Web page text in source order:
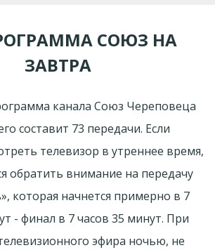
СОЮЗ НА
ЗАВТРА
канала Союз Череповеца
составит 73 передачи. Если
телевизор в утреннее время,
обратить внимание на передачу
которая начнется примерно в 7
- финал в 7 часов 35 минут. При
эфира ночью, не